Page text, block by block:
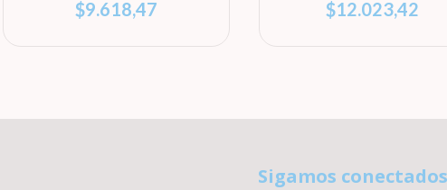
$9.618,47 $12.023,42
Sigamos conectados